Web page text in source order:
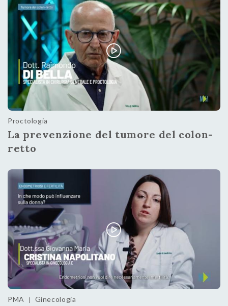
Proctologia
La prevenzione del tumore del colon-
retto
PMA | Ginecologia